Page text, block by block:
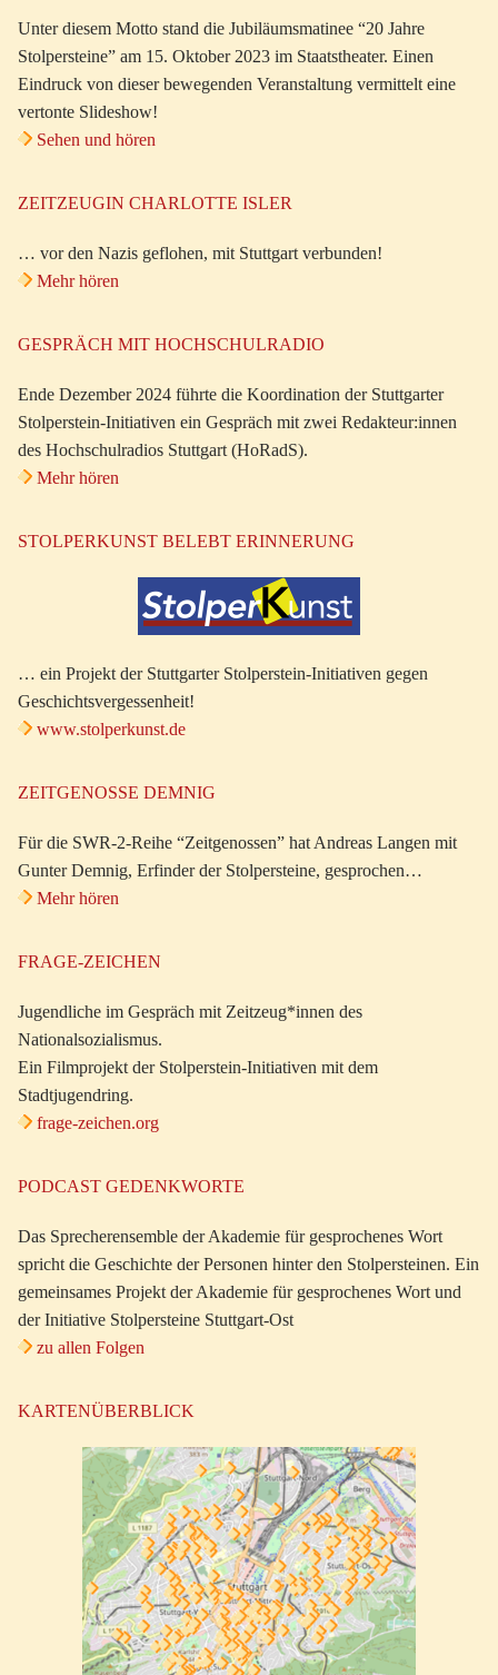
Unter diesem Motto stand die Jubiläumsmatinee “20 Jahre
Stolpersteine” am 15. Oktober 2023 im Staatstheater. Einen
Eindruck von dieser bewegenden Veranstaltung vermittelt eine
vertonte Slideshow!
Sehen und hören
ZEITZEUGIN CHARLOTTE ISLER
… vor den Nazis geflohen, mit Stuttgart verbunden!
Mehr hören
GESPRÄCH MIT HOCHSCHULRADIO
Ende Dezember 2024 führte die Koordination der Stuttgarter
Stolperstein-Initiativen ein Gespräch mit zwei Redakteur:innen
des Hochschulradios Stuttgart (HoRadS).
Mehr hören
STOLPERKUNST BELEBT ERINNERUNG
… ein Projekt der Stuttgarter Stolperstein-Initiativen gegen
Geschichtsvergessenheit!
www.stolperkunst.de
ZEITGENOSSE DEMNIG
Für die SWR-2-Reihe “Zeitgenossen” hat Andreas Langen mit
Gunter Demnig, Erfinder der Stolpersteine, gesprochen…
Mehr hören
FRAGE-ZEICHEN
Jugendliche im Gespräch mit Zeitzeug*innen des
Nationalsozialismus.
Ein Filmprojekt der Stolperstein-Initiativen mit dem
Stadtjugendring.
frage-zeichen.org
PODCAST GEDENKWORTE
Das Sprecherensemble der Akademie für gesprochenes Wort
spricht die Geschichte der Personen hinter den Stolpersteinen. Ein
gemeinsames Projekt der Akademie für gesprochenes Wort und
der Initiative Stolpersteine Stuttgart-Ost
zu allen Folgen
KARTENÜBERBLICK